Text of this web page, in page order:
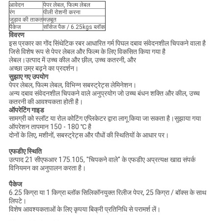
आवेदन
पेपर लेबल, फिल्म लेबल
रंग
पीली रोशनी करना
जुड़ाव की ताकतमज़बूत
पैकेज
सॉसेज पैक / 6.25kgs ब्लॉक
विवरण
इस प्रकार का गोंद सिंथेटिक रबर आधारित गर्म पिघल दबाव संवेदनशील चिपकने वाला है
जिसे विशेष रूप से पेपर लेबल और फिल्म के लिए विकसित किया गया है
लेबल।उत्पाद में उच्च कील और छील, उच्च कतरनी, और
अच्छा उम्र बढ़ने का प्रदर्शन।
सुझाए गए उपयोग
पेपर लेबल, फिल्म लेबल, विभिन्न सबस्ट्रेट्स लेमिनेशन।
अन्य दबाव संवेदनशील चिपकने वाले अनुप्रयोग जो उच्च बंधन शक्ति और कील, उच्च
कतरनी की आवश्यकता होती है।
ऑपरेटिंग गाइड
सामग्री को स्लॉट या रोल कोटिंग एप्लिकेटर द्वारा लागू किया जा सकता है।सुझाया गया
ऑपरेशन तापमान 150 - 180 ℃ है
दोनों के लिए, मशीनों, सबस्ट्रेट्स और पौधों की स्थितियों के आधार पर।
एफडीए स्थिति
उत्पाद 21 सीएफआर 175.105, "चिपकने वाले" के एफडीए अप्रत्यक्ष खाद्य संपर्क
विनियमन का अनुपालन करता है।
पैकेज
6.25 किग्रा या 1 किग्रा ब्लॉक सिलिकॉनयुक्त रिलीज पेपर, 25 किग्रा / बॉक्स के साथ
लिपटे।
विशेष आवश्यकताओं के लिए कृपया बिक्री प्रतिनिधि से परामर्श लें।